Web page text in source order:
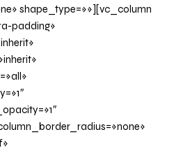
shape_type=»»][vc_column
padding»